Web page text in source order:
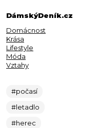
DámskýDeník.cz
Domácnost
Krása
Lifestyle
Móda
Vztahy
#počasí
#letadlo
#herec